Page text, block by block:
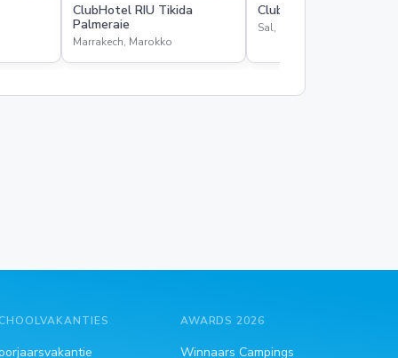
ClubHotel RIU Tikida
Palmeraie
Marrakech, Marokko
ClubHotel RIU Funana
Sal, Kaapverdië
AWARDS 2026
Winnaars Campings